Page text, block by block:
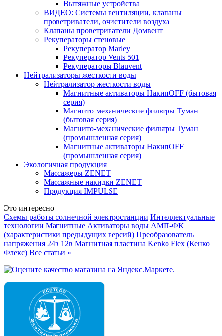
Вытяжные устройства
ВИДЕО: Системы вентиляции, клапаны
проветриватели, очистители воздуха
Клапаны проветриватели Домвент
Рекуператоры стеновые
Рекуператор Marley
Рекуператор Vents 501
Рекуператоры Blauvent
Нейтрализаторы жесткости воды
Нейтрализатор жесткости воды
Магнитные активаторы НакипOFF (бытовая
серия)
Магнито-механические фильтры Туман
(бытовая серия)
Магнито-механические фильтры Туман
(промышленная серия)
Магнитные активаторы НакипOFF
(промышленная серия)
Экологичная продукция
Массажеры ZENET
Массажные накидки ZENET
Продукция IMPULSE
Это интересно
Схемы работы солнечной электростанции Интеллектуальные
технологии Магнитные Активаторы воды АМП-ФК
(характеристики предыдущих версий) Преобразователь
напряжения 24в 12в Магнитная пластина Kenko Flex (Кенко
Флекс) Все статьи »